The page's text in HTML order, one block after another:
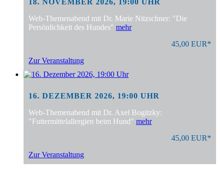
Web-Themenabend mit Dr. Marie Nitzschner: "Die
Persönlichkeit des Hundes" mehr
45,00 EUR*
Zur Veranstaltung
16. DEZEMBER 2026, 19:00 UHR
Web-Themenabend mit Dr. Axel Bogitzky:
"Futtermittelallergien beim Hund" mehr
45,00 EUR*
Zur Veranstaltung